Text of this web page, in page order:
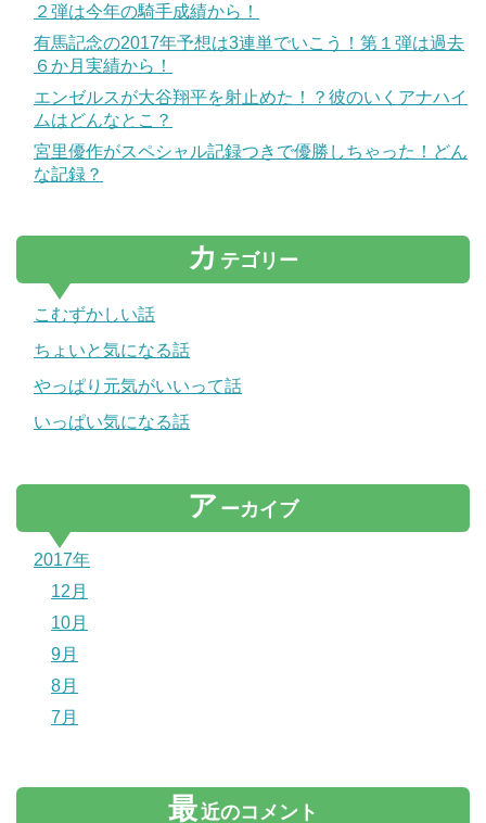
２弾は今年の騎手成績から！
有馬記念の2017年予想は3連単でいこう！第１弾は過去
６か月実績から！
エンゼルスが大谷翔平を射止めた！？彼のいくアナハイ
ムはどんなとこ？
宮里優作がスペシャル記録つきで優勝しちゃった！どん
な記録？
カ テゴリー
こむずかしい話
ちょいと気になる話
やっぱり元気がいいって話
いっぱい気になる話
ア ーカイブ
2017年
12月
10月
9月
8月
7月
最近のコメント